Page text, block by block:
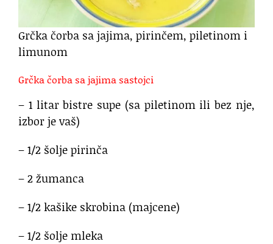
Grčka čorba sa jajima, pirinčem, piletinom i
limunom
Grčka čorba sa jajima sastojci
– 1 litar bistre supe (sa piletinom ili bez nje,
izbor je vaš)
– 1/2 šolje pirinča
– 2 žumanca
– 1/2 kašike skrobina (majcene)
– 1/2 šolje mleka